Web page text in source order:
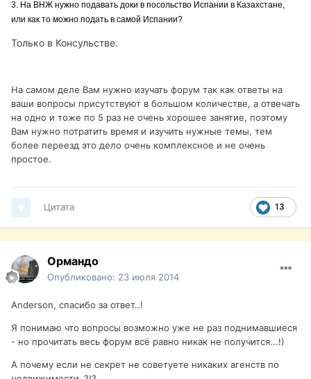
3. На ВНЖ нужно подавать доки в посольство Испании в Казахстане,
или как то можно подать в самой Испании?
Только в Консульстве.
На самом деле Вам нужно изучать форум так как ответы на
ваши вопросы присутствуют в большом количестве, а отвечать
на одно и тоже по 5 раз не очень хорошее занятие, поэтому
Вам нужно потратить время и изучить нужные темы, тем
более переезд это дело очень комплексное и не очень
простое.
13
Цитата
Ормандо
Опубликовано: 23 июля 2014
Anderson, спасибо за ответ..!
Я понимаю что вопросы возможно уже не раз поднимавшиеся
- но прочитать весь форум всё равно никак не получится...!)
А почему если не секрет не советуете никаких агенств по